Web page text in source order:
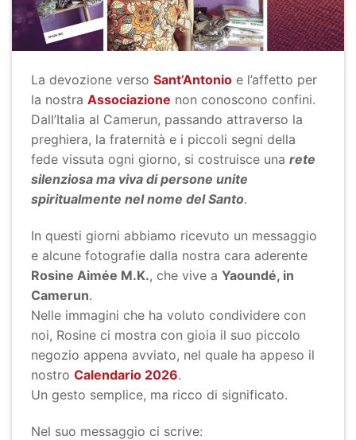
La devozione verso Sant’Antonio e l’affetto per
la nostra Associazione non conoscono confini.
Dall’Italia al Camerun, passando attraverso la
preghiera, la fraternità e i piccoli segni della
fede vissuta ogni giorno, si costruisce una rete
silenziosa ma viva di persone unite
spiritualmente nel nome del Santo.
In questi giorni abbiamo ricevuto un messaggio
e alcune fotografie dalla nostra cara aderente
Rosine Aimée M.K., che vive a Yaoundé, in
Camerun.
Nelle immagini che ha voluto condividere con
noi, Rosine ci mostra con gioia il suo piccolo
negozio appena avviato, nel quale ha appeso il
nostro Calendario 2026.
Un gesto semplice, ma ricco di significato.
Nel suo messaggio ci scrive: